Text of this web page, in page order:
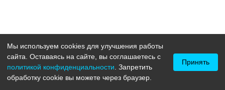
Мы используем cookies для улучшения работы
сайта. Оставаясь на сайте, вы соглашаетесь с
политикой конфиденциальности . Запретить
обработку cookie вы можете через браузер.
Принять